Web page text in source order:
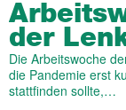
der
Die Arbeitswoche
die Pandemie erst
stattfinden sollte,…